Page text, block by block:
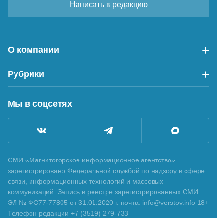
Написать в редакцию
О компании
Рубрики
Мы в соцсетях
СМИ «Магнитогорское информационное агентство»
зарегистрировано Федеральной службой по надзору в сфере
связи, информационных технологий и массовых
коммуникаций. Запись в реестре зарегистрированных СМИ:
ЭЛ № ФС77-77805 от 31.01.2020 г. почта: info@verstov.info 18+
Телефон редакции +7 (3519) 279-733